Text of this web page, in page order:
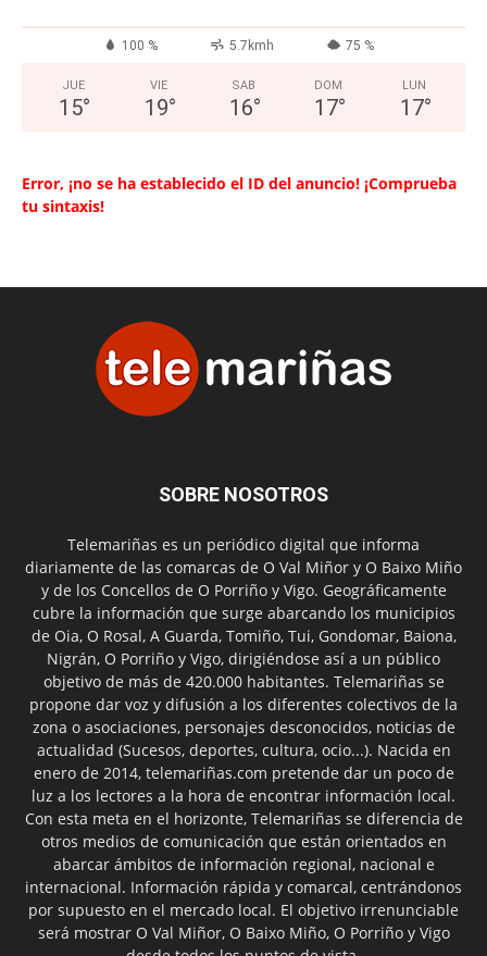
100 % 5.7kmh 75 %
JUE
15°
VIE
19°
SAB
16°
DOM
17°
LUN
17°
Error, ¡no se ha establecido el ID del anuncio! ¡Comprueba
tu sintaxis!
SOBRE NOSOTROS
Telemariñas es un periódico digital que informa
diariamente de las comarcas de O Val Miñor y O Baixo Miño
y de los Concellos de O Porriño y Vigo. Geográficamente
cubre la información que surge abarcando los municipios
de Oia, O Rosal, A Guarda, Tomiño, Tui, Gondomar, Baiona,
Nigrán, O Porriño y Vigo, dirigiéndose así a un público
objetivo de más de 420.000 habitantes. Telemariñas se
propone dar voz y difusión a los diferentes colectivos de la
zona o asociaciones, personajes desconocidos, noticias de
actualidad (Sucesos, deportes, cultura, ocio...). Nacida en
enero de 2014, telemariñas.com pretende dar un poco de
luz a los lectores a la hora de encontrar información local.
Con esta meta en el horizonte, Telemariñas se diferencia de
otros medios de comunicación que están orientados en
abarcar ámbitos de información regional, nacional e
internacional. Información rápida y comarcal, centrándonos
por supuesto en el mercado local. El objetivo irrenunciable
será mostrar O Val Miñor, O Baixo Miño, O Porriño y Vigo